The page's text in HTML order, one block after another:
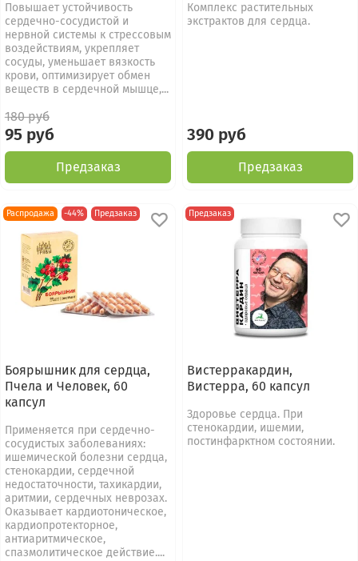
Повышает устойчивость
сердечно-сосудистой и
нервной системы к стрессовым
воздействиям, укрепляет
сосуды, уменьшает вязкость
крови, оптимизирует обмен
веществ в сердечной мышце,...
180 руб
95 руб
Предзаказ
Комплекс растительных
экстрактов для сердца.
390 руб
Предзаказ
Распродажа -44% Предзаказ
Боярышник для сердца,
Пчела и Человек, 60
капсул
Применяется при сердечно-
сосудистых заболеваниях:
ишемической болезни сердца,
стенокардии, сердечной
недостаточности, тахикардии,
аритмии, сердечных неврозах.
Оказывает кардиотоническое,
кардиопротекторное,
антиаритмическое,
спазмолитическое действие....
Предзаказ
Вистерракардин,
Вистерра, 60 капсул
Здоровье сердца. При
стенокардии, ишемии,
постинфарктном состоянии.